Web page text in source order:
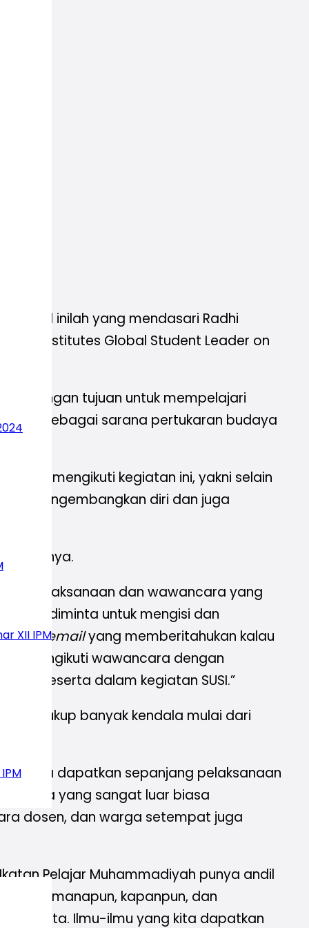
XII IPM
Hal inilah yang mendasari Radhi
US Institutes Global Student Leader on
dengan tujuan untuk mempelajari
sebagai sarana pertukaran budaya
ia mengikuti kegiatan ini, yakni selain
mengembangkan diri dan juga
dilaluinya.
pelaksanaan dan wawancara yang
lalu diminta untuk mengisi dan
dapatemailyang memberitahukan kalau
mengikuti wawancara dengan
peserta dalam kegiatan SUSI.”
cukup banyak kendala mulai dari
ia dapatkan sepanjang pelaksanaan
Tesla yang sangat luar biasa
dosen, dan warga setempat juga
Pelajar Muhammadiyah punya andil
di manapun, kapanpun, dan
kita. Ilmu-ilmu yang kita dapatkan